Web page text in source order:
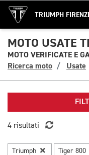
TRIUMPH
MOTO USATE
MOTO VERIFICATE E
Ricerca moto
Usate
4 risultati
Triumph Tiger 800